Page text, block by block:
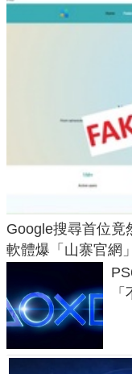
Google搜尋首位竟
軟體爆「山寨官網